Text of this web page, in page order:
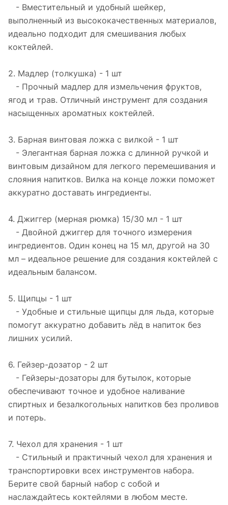
- Вместительный и удобный шейкер,
выполненный из высококачественных материалов,
идеально подходит для смешивания любых
коктейлей.
2. Мадлер (толкушка) - 1 шт
- Прочный мадлер для измельчения фруктов,
ягод и трав. Отличный инструмент для создания
насыщенных ароматных коктейлей.
3. Барная винтовая ложка с вилкой - 1 шт
- Элегантная барная ложка с длинной ручкой и
винтовым дизайном для легкого перемешивания и
слояния напитков. Вилка на конце ложки поможет
аккуратно доставать ингредиенты.
4. Джиггер (мерная рюмка) 15/30 мл - 1 шт
- Двойной джиггер для точного измерения
ингредиентов. Один конец на 15 мл, другой на 30
мл – идеальное решение для создания коктейлей с
идеальным балансом.
5. Щипцы - 1 шт
- Удобные и стильные щипцы для льда, которые
помогут аккуратно добавить лёд в напиток без
лишних усилий.
6. Гейзер-дозатор - 2 шт
- Гейзеры-дозаторы для бутылок, которые
обеспечивают точное и удобное наливание
спиртных и безалкогольных напитков без проливов
и потерь.
7. Чехол для хранения - 1 шт
- Стильный и практичный чехол для хранения и
транспортировки всех инструментов набора.
Берите свой барный набор с собой и
наслаждайтесь коктейлями в любом месте.